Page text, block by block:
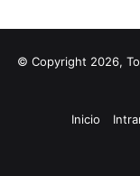
© Copyright 2026,
Inicio